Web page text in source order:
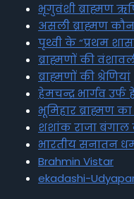
भृगुवंशी ब्राह्मण
असली ब्राह्मण कौन
पृथ्वी के “प्रथम
ब्राह्मणों की
ब्राह्मणों की श्रेणियां
हेमचन्द्र भार्गव
भूमिहार ब्राह्मण
शशांक राजा बंगाल
भारतीय सनातन
Brahmin Vistar
ekadashi-